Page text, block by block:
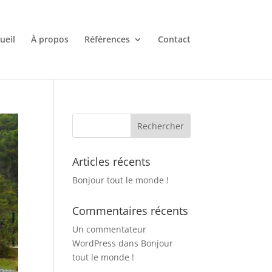
À propos Références Contact
Articles récents
Bonjour tout le monde !
Commentaires récents
Un commentateur
WordPress dans Bonjour
tout le monde !